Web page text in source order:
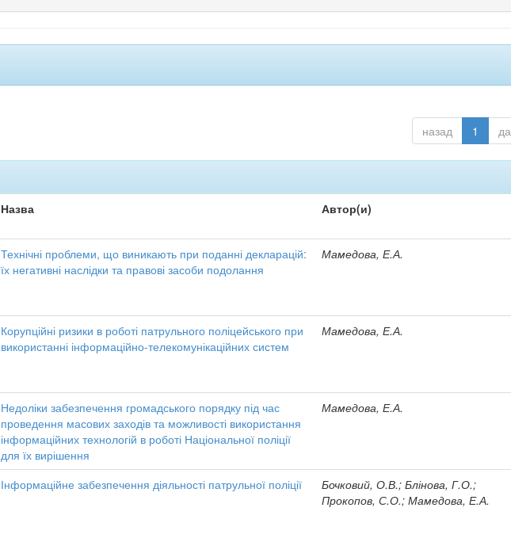
назад 1
Назва Автор(и)
Технічні проблеми, що виникають при поданні декларацій:
їх негативні наслідки та правові засоби подолання
Мамедова, Е.А.
Корупційні ризики в роботі патрульного поліцейського при
використанні інформаційно-телекомунікаційних систем
Мамедова, Е.А.
Недоліки забезпечення громадського порядку під час
проведення масових заходів та можливості використання
інформаційних технологій в роботі Національної поліції
для їх вирішення
Мамедова, Е.А.
Інформаційне забезпечення діяльності патрульної поліції
Бочковий, О.В.; Блінова, Г.О.;
Прокопов, С.О.; Мамедова, Е.А.